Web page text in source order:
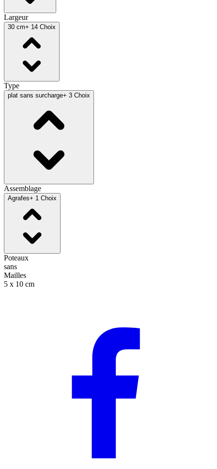
Largeur
30 cm+ 14 Choix
Type
plat sans surcharge+ 3 Choix
Assemblage
Agrafes+ 1 Choix
Poteaux
sans
Mailles
5 x 10 cm